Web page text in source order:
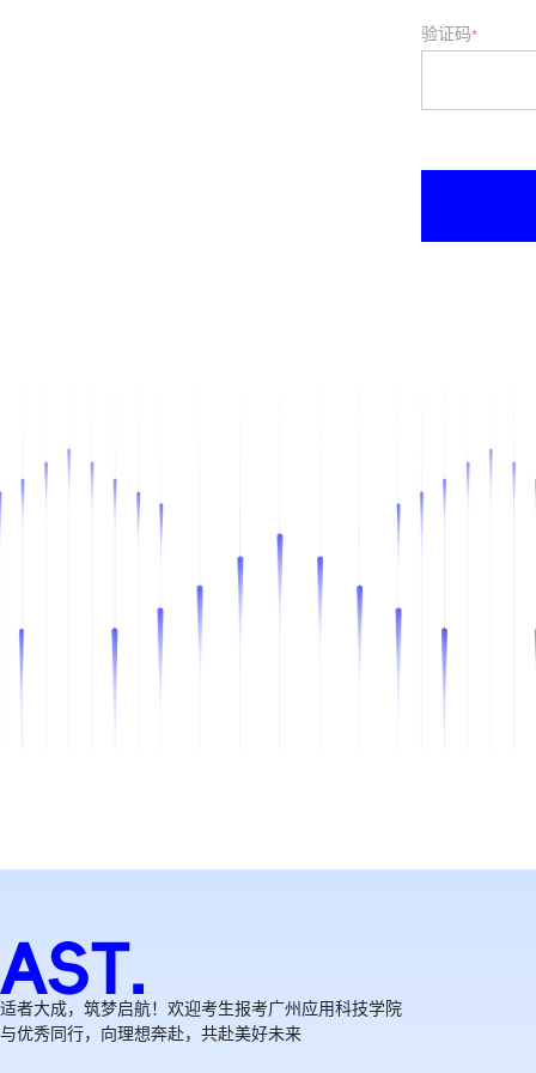
验证码*
适者大成，筑梦启航！欢迎考生报考广州应用科技学院
与优秀同行，向理想奔赴，共赴美好未来